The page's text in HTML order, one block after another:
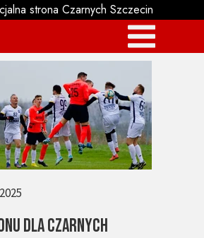
DLA CZARNYCH
strona Czarnych Szczecin